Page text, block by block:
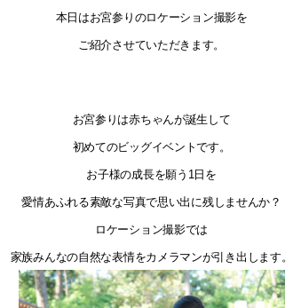
本日はお宮参りのロケーション撮影を
ご紹介させていただきます。
お宮参りは赤ちゃんが誕生して
初めてのビッグイベントです。
お子様の成長を願う1日を
愛情あふれる素敵な写真で思い出に残しませんか？
ロケーション撮影では
家族みんなの自然な表情をカメラマンが引き出します。